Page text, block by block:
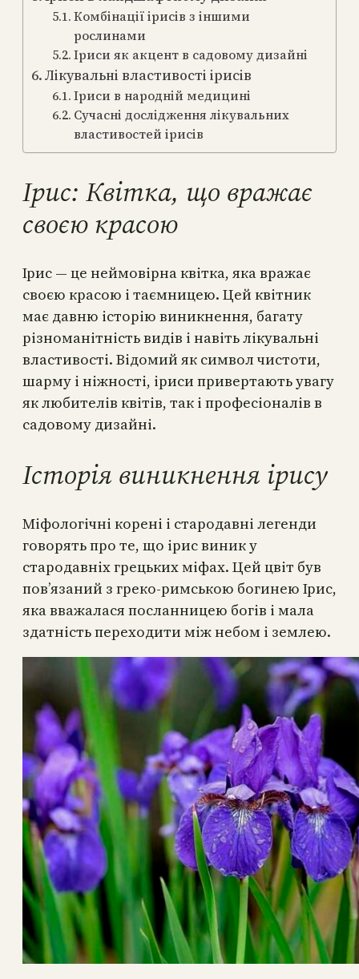
Комбінації ірисів з іншими
рослинами
Іриси як акцент в садовому дизайні
Лікувальні властивості ірисів
Іриси в народній медицині
Сучасні дослідження лікувальних
властивостей ірисів
Ірис: Квітка, що вражає
своєю красою
Ірис — це неймовірна квітка, яка вражає
своєю красою і таємницею. Цей квітник
має давню історію виникнення, багату
різноманітність видів і навіть лікувальні
властивості. Відомий як символ чистоти,
шарму і ніжності, іриси привертають увагу
як любителів квітів, так і професіоналів в
садовому дизайні.
Історія виникнення ірису
Міфологічні корені і стародавні легенди
говорять про те, що ірис виник у
стародавніх грецьких міфах. Цей цвіт був
пов’язаний з греко-римською богинею Ірис,
яка вважалася посланницею богів і мала
здатність переходити між небом і землею.